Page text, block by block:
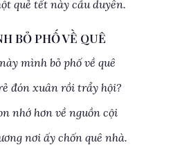
quẻ tết này cầu duyên.
BỎ PHỐ VỀ QUÊ
mình bỏ phố về quê
đón xuân rồi trẩy hội?
nhớ hơn về nguồn cội
nơi ấy chốn quê nhà.